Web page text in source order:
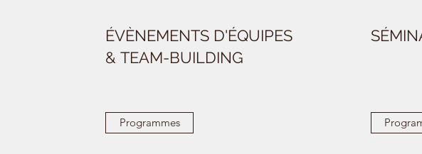
ÉVÈNEMENTS D'ÉQUIPES
& TEAM-BUILDING
Programmes